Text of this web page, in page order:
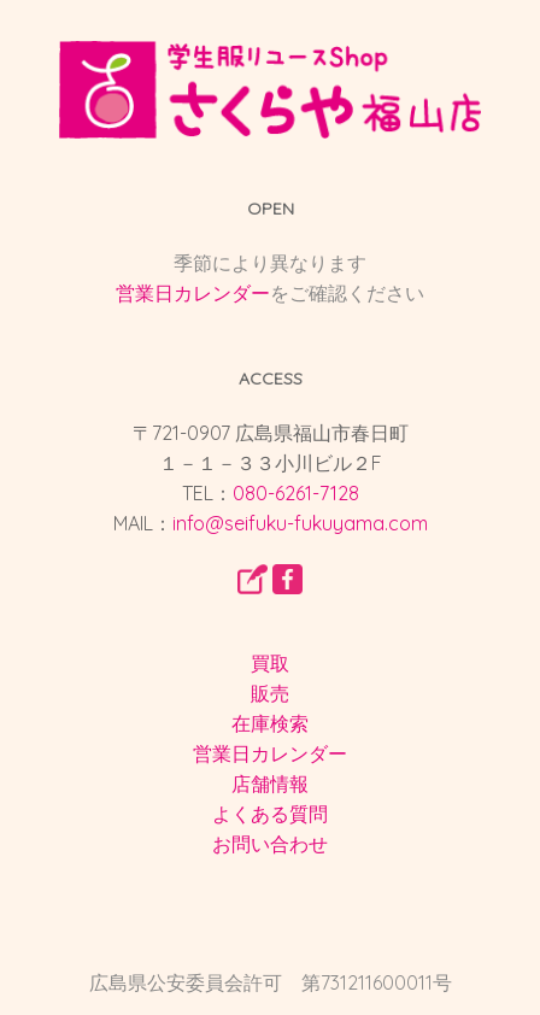
OPEN
季節により異なります
営業日カレンダーをご確認ください
ACCESS
〒721-0907 広島県福山市春日町
１－１－３３小川ビル２F
TEL： 080-6261-7128
MAIL： info@seifuku-fukuyama.com
買取
販売
在庫検索
営業日カレンダー
店舗情報
よくある質問
お問い合わせ
広島県公安委員会許可 第731211600011号